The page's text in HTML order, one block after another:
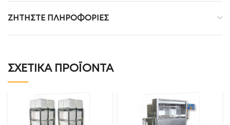
ΖΗΤΉΣΤΕ ΠΛΗΡΟΦΟΡΊΕΣ
ΣΧΕΤΙΚΆ ΠΡΟΪΌΝΤΑ